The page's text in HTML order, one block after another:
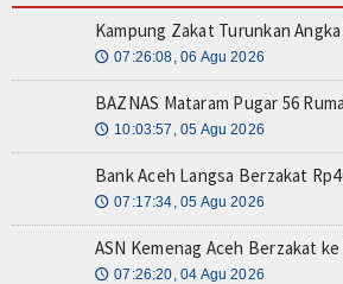
Z-Story Global
Agenda
Indeks Berita
Kampung Zakat Turunkan
🕔 07:26:08, 06 Agu 2026
BAZNAS Mataram Pugar 56
🕔 10:03:57, 05 Agu 2026
Bank Aceh Langsa Berzakat
🕔 07:17:34, 05 Agu 2026
ASN Kemenag Aceh Berzakat
🕔 07:26:20, 04 Agu 2026